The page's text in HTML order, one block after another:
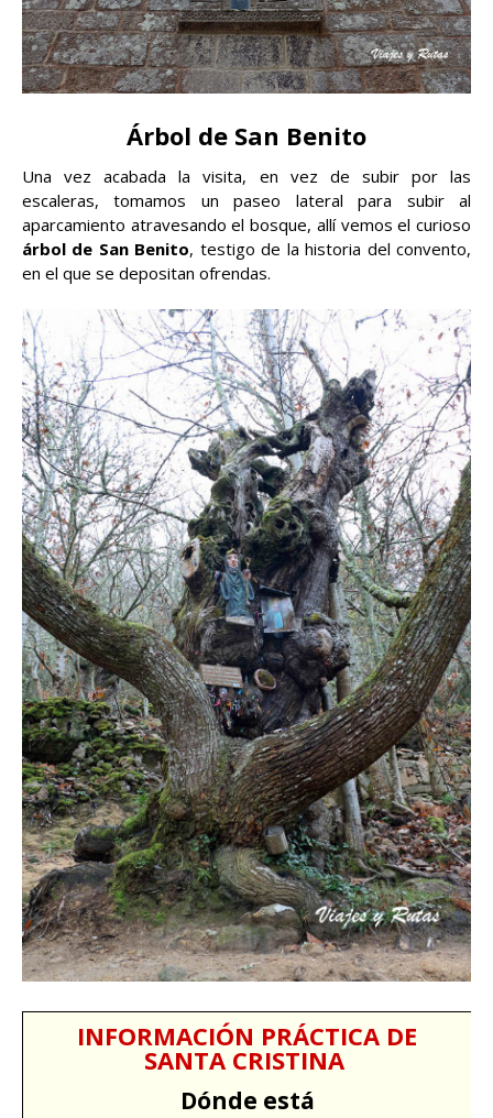
Árbol de San Benito
Una vez acabada la visita, en vez de subir por las
escaleras, tomamos un paseo lateral para subir al
aparcamiento atravesando el bosque, allí vemos el curioso
árbol de San Benito, testigo de la historia del convento,
en el que se depositan ofrendas.
INFORMACIÓN PRÁCTICA DE
SANTA CRISTINA
Dónde está